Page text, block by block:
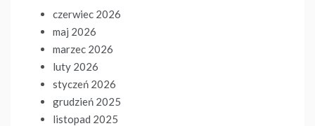
czerwiec 2026
maj 2026
marzec 2026
luty 2026
styczeń 2026
grudzień 2025
listopad 2025